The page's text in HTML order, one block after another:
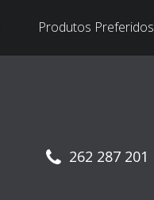
Produtos Preferidos
262 287 201